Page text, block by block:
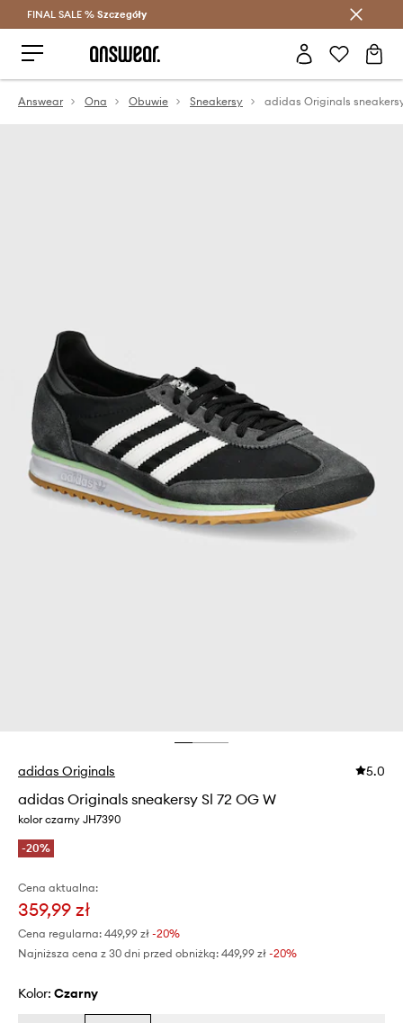
Oszczędzaj z Answear Club >
FINAL SALE % Szczegóły
Answear Ona Obuwie Sneakersy
adidas Originals 5.0
adidas Originals sneakersy Sl 72 OG W
kolor czarny JH7390
-20%
Cena aktualna:
359,99 zł
Cena regularna: 449,99 zł -20%
Najniższa cena z 30 dni przed obniżką: 449,99 zł -20%
Kolor: czarny